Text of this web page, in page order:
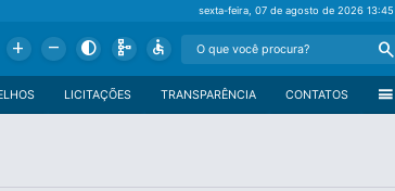
sexta-feira, 07 de agosto de 202613:45
Add Remove Contrast Schema Accessible Search
menu
CONTATOS
TRANSPARÊNCIA
LICITAÇÕES